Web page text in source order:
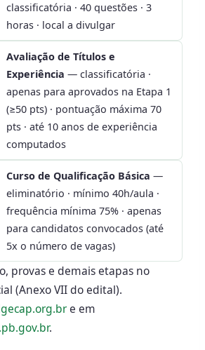
classificatória · 40 questões · 3
horas · local a divulgar
Avaliação de Títulos e
Experiência — classificatória ·
apenas para aprovados na Etapa 1
(≥50 pts) · pontuação máxima 70
pts · até 10 anos de experiência
computados
Curso de Qualificação Básica —
eliminatório · mínimo 40h/aula ·
frequência mínima 75% · apenas
para candidatos convocados (até
5x o número de vagas)
provas e demais etapas no
(Anexo VII do edital).
e em
.